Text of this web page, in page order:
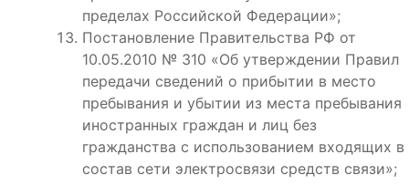
пределах Российской Федерации»;
Постановление Правительства РФ от
10.05.2010 № 310 «Об утверждении Правил
передачи сведений о прибытии в место
пребывания и убытии из места пребывания
иностранных граждан и лиц без
гражданства с использованием входящих в
состав сети электросвязи средств связи»;